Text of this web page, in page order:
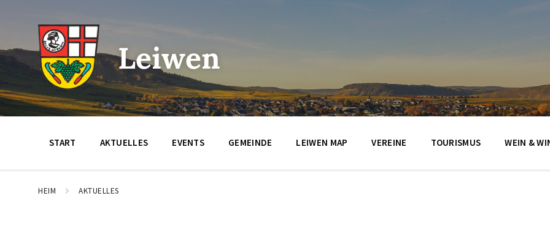
Leiwen
START AKTUELLES EVENTS GEMEINDE LEIWEN MAP VEREINE TOURISMUS WEIN &
HEIM AKTUELLES